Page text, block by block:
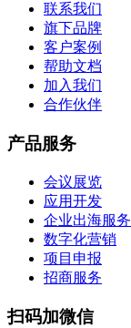
联系我们
旗下品牌
客户案例
帮助文档
加入我们
合作伙伴
产品服务
会议展览
应用开发
企业出海服务
数字化营销
项目申报
招商服务
扫码加微信